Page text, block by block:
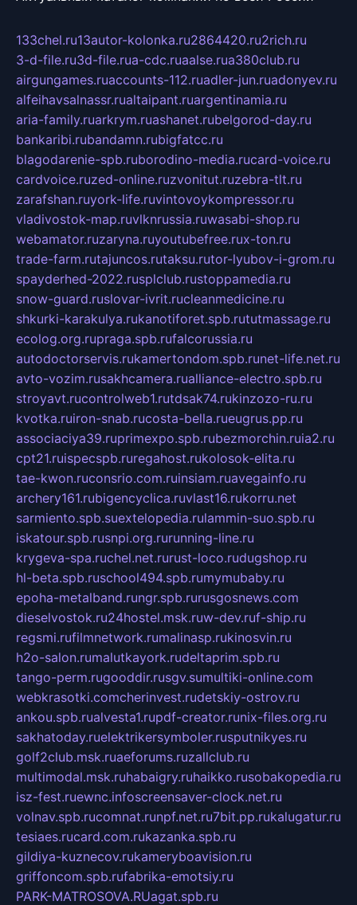
133chel.ru13autor-kolonka.ru2864420.ru2rich.ru
3-d-file.ru3d-file.rua-cdc.ruaalse.rua380club.ru
airgungames.ruaccounts-112.ruadler-jun.ruadonyev.ru
alfeihavsalnassr.rualtaipant.ruargentinamia.ru
aria-family.ruarkrym.ruashanet.rubelgorod-day.ru
bankaribi.rubandamn.rubigfatcc.ru
blagodarenie-spb.ruborodino-media.rucard-voice.ru
cardvoice.ruzed-online.ruzvonitut.ruzebra-tlt.ru
zarafshan.ruyork-life.ruvintovoykompressor.ru
vladivostok-map.ruvlknrussia.ruwasabi-shop.ru
webamator.ruzaryna.ruyoutubefree.rux-ton.ru
trade-farm.rutajuncos.rutaksu.rutor-lyubov-i-grom.ru
spayderhed-2022.rusplclub.rustoppamedia.ru
snow-guard.ruslovar-ivrit.rucleanmedicine.ru
shkurki-karakulya.rukanotiforet.spb.rututmassage.ru
ecolog.org.rupraga.spb.rufalcorussia.ru
autodoctorservis.rukamertondom.spb.runet-life.net.ru
avto-vozim.rusakhcamera.rualliance-electro.spb.ru
stroyavt.rucontrolweb1.rutdsak74.rukinzozo-ru.ru
kvotka.ruiron-snab.rucosta-bella.rueugrus.pp.ru
associaciya39.ruprimexpo.spb.rubezmorchin.ruia2.ru
cpt21.ruispecspb.ruregahost.rukolosok-elita.ru
tae-kwon.ruconsrio.com.ruinsiam.ruavegainfo.ru
archery161.rubigencyclica.ruvlast16.rukorru.net
sarmiento.spb.suextelopedia.rulammin-suo.spb.ru
iskatour.spb.rusnpi.org.rurunning-line.ru
krygeva-spa.ruchel.net.rurust-loco.rudugshop.ru
hl-beta.spb.ruschool494.spb.rumymubaby.ru
epoha-metalband.rungr.spb.rurusgosnews.com
dieselvostok.ru24hostel.msk.ruw-dev.ruf-ship.ru
regsmi.rufilmnetwork.rumalinasp.rukinosvin.ru
h2o-salon.rumalutkayork.rudeltaprim.spb.ru
tango-perm.rugooddir.rusgv.sumultiki-online.com
webkrasotki.comcherinvest.rudetskiy-ostrov.ru
ankou.spb.rualvesta1.rupdf-creator.runix-files.org.ru
sakhatoday.ruelektrikersymboler.rusputnikyes.ru
golf2club.msk.ruaeforums.ruzallclub.ru
multimodal.msk.ruhabaigry.ruhaikko.rusobakopedia.ru
isz-fest.ruewnc.infoscreensaver-clock.net.ru
volnav.spb.rucomnat.runpf.net.ru7bit.pp.rukalugatur.ru
tesiaes.rucard.com.rukazanka.spb.ru
gildiya-kuznecov.rukameryboavision.ru
griffoncom.spb.rufabrika-emotsiy.ru
PARK-MATROSOVA.RUagat.spb.ru